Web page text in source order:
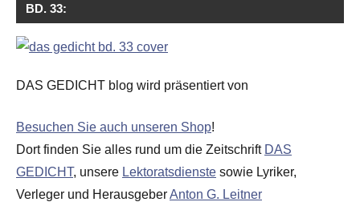
BD. 33:
DAS GEDICHT blog wird präsentiert von
Besuchen Sie auch unseren Shop!
Dort finden Sie alles rund um die Zeitschrift DAS
GEDICHT, unsere Lektoratsdienste sowie Lyriker,
Verleger und HerausgeberAnton G. Leitner